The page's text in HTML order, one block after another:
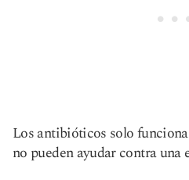
Los antibióticos solo
no pueden ayudar contra una